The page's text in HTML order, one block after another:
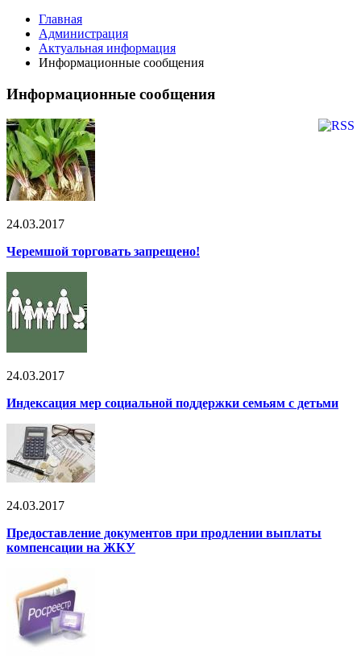
Главная
Администрация
Актуальная информация
Информационные сообщения
Информационные сообщения
24.03.2017
Черемшой торговать запрещено!
24.03.2017
Индексация мер социальной поддержки семьям с детьми
24.03.2017
Предоставление документов при продлении выплаты
компенсации на ЖКУ